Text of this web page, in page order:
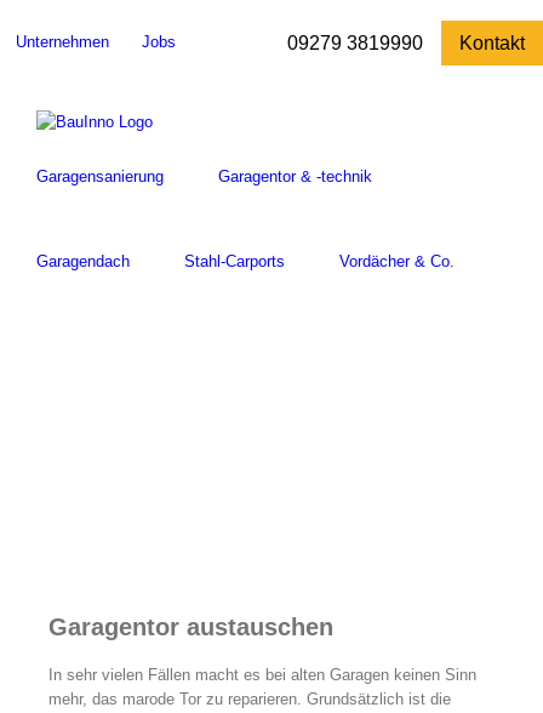
InhaltUnternehmen Jobs 09279 3819990 Kontakt
Garagensanierung Garagentor & -technik
Garagendach Stahl-Carports Vordächer & Co.
Garagentor austauschen
In sehr vielen Fällen macht es bei alten Garagen keinen Sinn
mehr, das marode Tor zu reparieren. Grundsätzlich ist die